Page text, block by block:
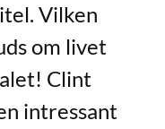
Vilken
om livet
Clint
intressant